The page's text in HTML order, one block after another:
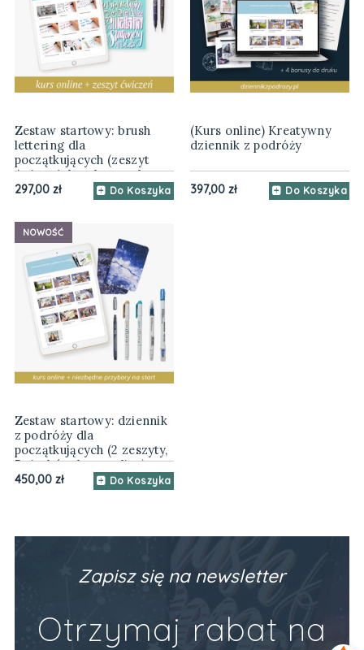
Zestaw startowy: brush
lettering dla
początkujących (zeszyt
ćwiczeń, brush peny, kurs
online)
297,00 zł Do Koszyka
(Kurs online) Kreatywny
dziennik z podróży
397,00 zł Do Koszyka
Zestaw startowy: dziennik
z podróży dla
początkujących (2 zeszyty,
5 pisaków, kurs online)
450,00 zł Do Koszyka
NOWOŚĆ
Zapisz się na newsletter
Otrzymaj rabat na